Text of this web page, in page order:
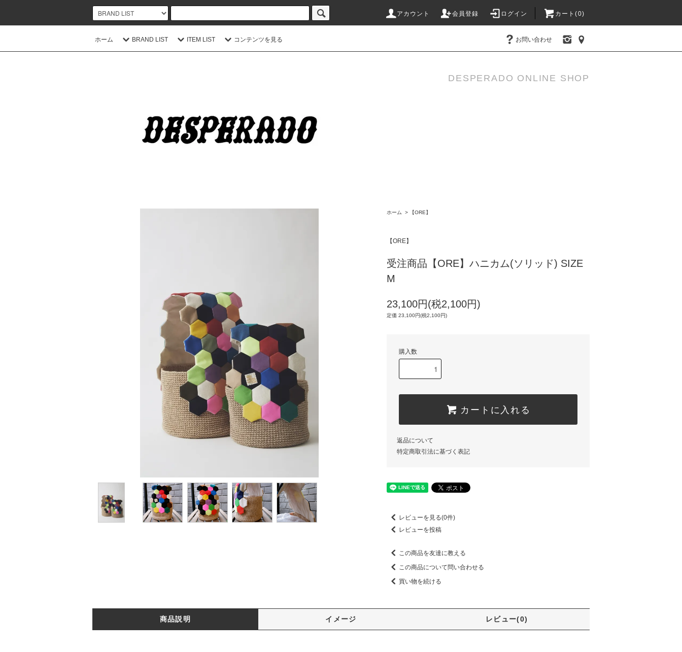
アカウント 会員登録 ログイン カート(0)
ホーム BRAND LIST ITEM LIST コンテンツを見る お問い合わせ
DESPERADO ONLINE SHOP
ホーム > 【ORE】
【ORE】
受注商品【ORE】ハニカム(ソリッド) SIZE
M
23,100円(税2,100円)
定価 23,100円(税2,100円)
購入数
カートに入れる
返品について
特定商取引法に基づく表記
レビューを見る(0件)
レビューを投稿
この商品を友達に教える
この商品について問い合わせる
買い物を続ける
商品説明 イメージ レビュー(0)